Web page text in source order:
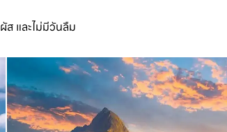
ส และไม่มีวันลืม